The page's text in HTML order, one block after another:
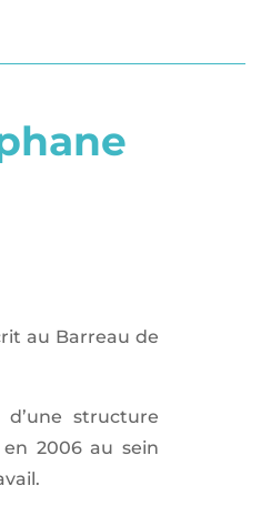
au Barreau de
structure
2006 au sein